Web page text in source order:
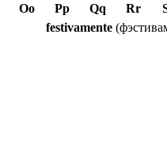
Oo Pp Qq Rr
festivamente